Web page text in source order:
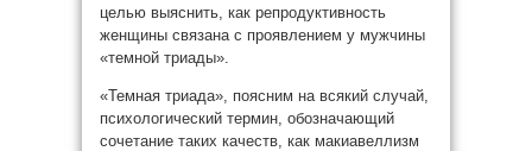
целью выяснить, как репродуктивность
женщины связана с проявлением у мужчины
«темной триады».
«Темная триада», поясним на всякий случай,
психологический термин, обозначающий
сочетание таких качеств, как макиавеллизм